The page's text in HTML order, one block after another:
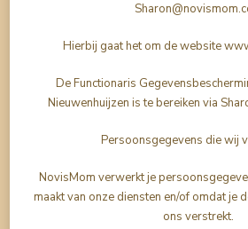
Hierbij gaat het om de website
De Functionaris
Nieuwenhuijzen is te bereiken via
Persoonsgegevens die wij
NovisMom verwerkt je
maakt van onze diensten en/of omdat je
ons verstrekt.